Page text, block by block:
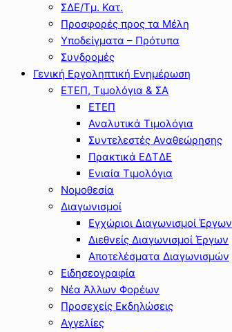
ΣΔΕ/Τμ. Κατ.
Προσφορές προς τα Μέλη
Υποδείγματα – Πρότυπα
Συνδρομές
Γενική Εργοληπτική Ενημέρωση
ΕΤΕΠ, Τιμολόγια & ΣΑ
ΕΤΕΠ
Αναλυτικά Τιμολόγια
Συντελεστές Αναθεώρησης
Πρακτικά ΕΔΤΔΕ
Ενιαία Τιμολόγια
Νομοθεσία
Διαγωνισμοί
Εγχώριοι Διαγωνισμοί Έργων
Διεθνείς Διαγωνισμοί Έργων
Αποτελέσματα Διαγωνισμών
Ειδησεογραφία
Νέα Άλλων Φορέων
Προσεχείς Εκδηλώσεις
Αγγελίες